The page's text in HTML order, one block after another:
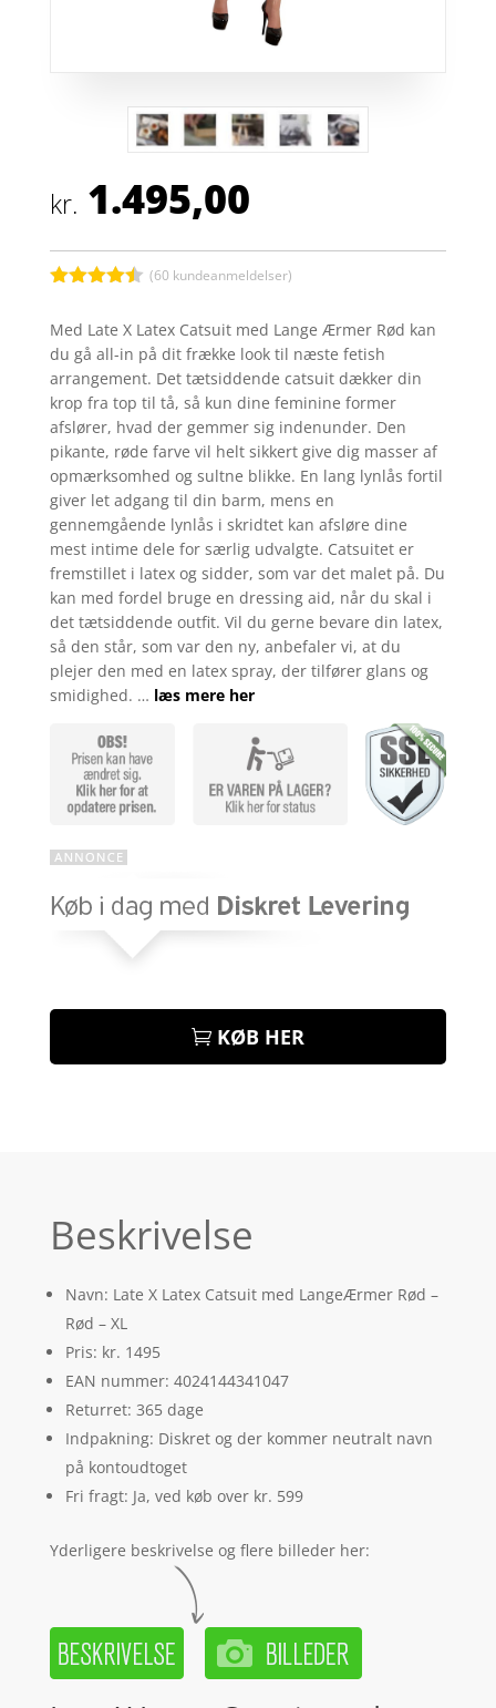
kr. 1.495,00
ud af 5
baseret
på
kundebedø
mmelser
(60 kundeanmeldelser)
Med Late X Latex Catsuit med Lange Ærmer Rød kan
du gå all-in på dit frække look til næste fetish
arrangement. Det tætsiddende catsuit dækker din
krop fra top til tå, så kun dine feminine former
afslører, hvad der gemmer sig indenunder. Den
pikante, røde farve vil helt sikkert give dig masser af
opmærksomhed og sultne blikke. En lang lynlås fortil
giver let adgang til din barm, mens en
gennemgående lynlås i skridtet kan afsløre dine
mest intime dele for særlig udvalgte. Catsuitet er
fremstillet i latex og sidder, som var det malet på. Du
kan med fordel bruge en dressing aid, når du skal i
det tætsiddende outfit. Vil du gerne bevare din latex,
så den står, som var den ny, anbefaler vi, at du
plejer den med en latex spray, der tilfører glans og
smidighed. … læs mere her
KØB HER
Beskrivelse
Navn: Late X Latex Catsuit med LangeÆrmer Rød –
Rød – XL
Pris: kr. 1495
EAN nummer: 4024144341047
Returret: 365 dage
Indpakning: Diskret og der kommer neutralt navn
på kontoudtoget
Fri fragt: Ja, ved køb over kr. 599
Yderligere beskrivelse og flere billeder her: